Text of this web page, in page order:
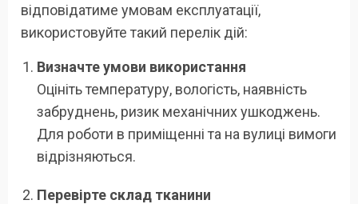
відповідатиме умовам експлуатації,
використовуйте такий перелік дій:
Визначте умови використання
Оцініть температуру, вологість, наявність
забруднень, ризик механічних ушкоджень.
Для роботи в приміщенні та на вулиці вимоги
відрізняються.
Перевірте склад тканини